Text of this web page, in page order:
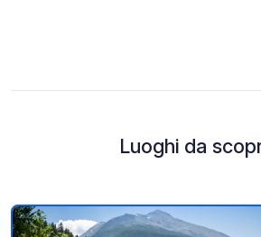
Luoghi da